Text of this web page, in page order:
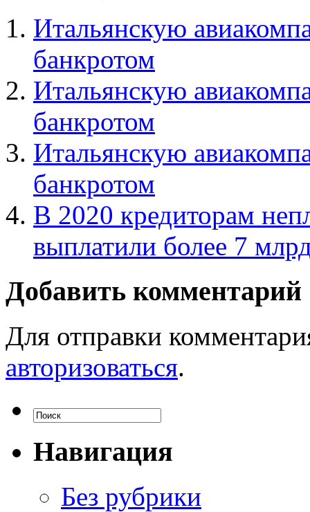
Итальянскую
банкротом
Итальянскую
банкротом
Итальянскую
банкротом
В 2020 кредиторам
выплатили более 7
Добавить комментарий
Для отправки
авторизоваться.
Навигация
Без рубрики